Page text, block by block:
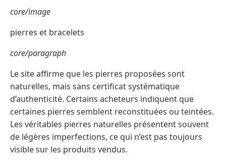
core/image
pierres et bracelets
core/paragraph
Le site affirme que les pierres proposées sont
naturelles, mais sans certificat systématique
d’authenticité. Certains acheteurs indiquent que
certaines pierres semblent reconstituées ou teintées.
Les véritables pierres naturelles présentent souvent
de légères imperfections, ce qui n’est pas toujours
visible sur les produits vendus.